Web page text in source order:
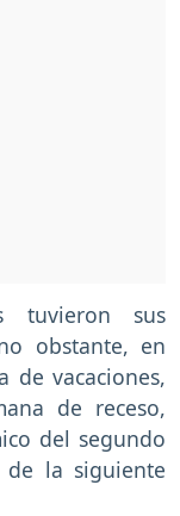
tuvieron sus
obstante, en
de vacaciones,
de receso,
del segundo
de la siguiente